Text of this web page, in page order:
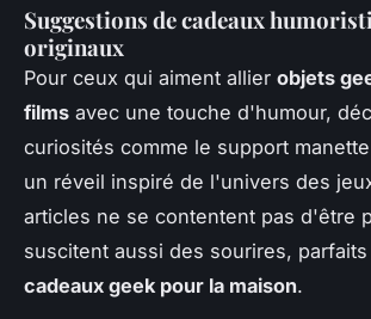
Suggestions de cadeaux
originaux
Pour ceux qui aiment allier objets
films avec une touche d'humour,
curiosités comme le support
un réveil inspiré de l'univers des
articles ne se contentent pas d'être
suscitent aussi des sourires, parfaits
cadeaux geek pour la maison.